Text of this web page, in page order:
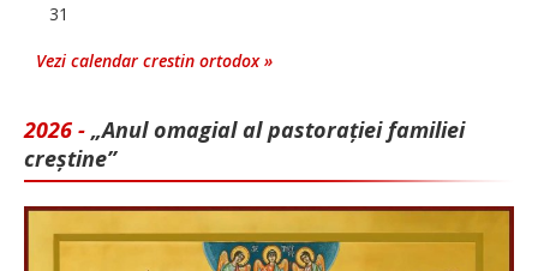
31
Vezi calendar crestin ortodox »
2026 - „Anul omagial al pastorației familiei
creștine”